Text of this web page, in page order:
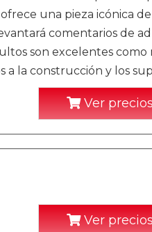
una pieza icónica
comentarios de
son excelentes como
a la construcción y los
Ver
Ver